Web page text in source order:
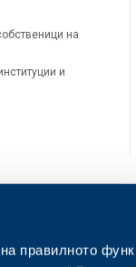
правилното
на
и
Мобайл